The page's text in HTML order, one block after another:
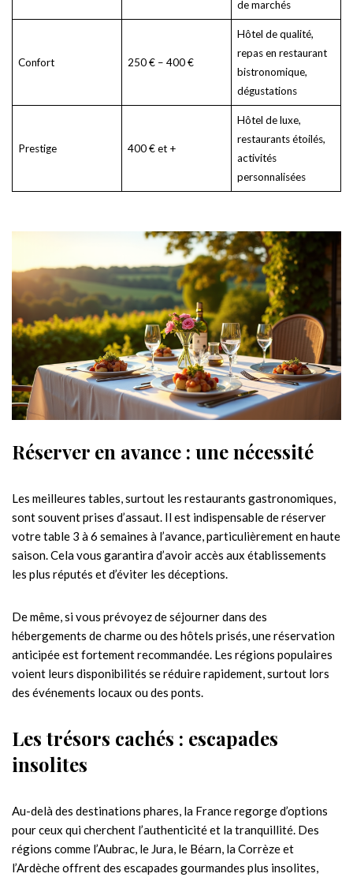
de marchés
Confort 250 € – 400 €
Hôtel de qualité,
repas en restaurant
bistronomique,
dégustations
Prestige 400 € et +
Hôtel de luxe,
restaurants étoilés,
activités
personnalisées
Réserver en avance : une nécessité
Les meilleures tables, surtout les restaurants gastronomiques,
sont souvent prises d’assaut. Il est indispensable de réserver
votre table 3 à 6 semaines à l’avance, particulièrement en haute
saison. Cela vous garantira d’avoir accès aux établissements
les plus réputés et d’éviter les déceptions.
De même, si vous prévoyez de séjourner dans des
hébergements de charme ou des hôtels prisés, une réservation
anticipée est fortement recommandée. Les régions populaires
voient leurs disponibilités se réduire rapidement, surtout lors
des événements locaux ou des ponts.
Les trésors cachés : escapades
insolites
Au-delà des destinations phares, la France regorge d’options
pour ceux qui cherchent l’authenticité et la tranquillité. Des
régions comme l’Aubrac, le Jura, le Béarn, la Corrèze et
l’Ardèche offrent des escapades gourmandes plus insolites,